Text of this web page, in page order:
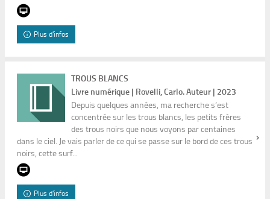
Plus d'infos
TROUS BLANCS
Livre numérique | Rovelli, Carlo. Auteur | 2023
Depuis quelques années, ma recherche s’est
concentrée sur les trous blancs, les petits frères
des trous noirs que nous voyons par centaines
dans le ciel. Je vais parler de ce qui se passe sur le bord de ces trous
noirs, cette surf...
Plus d'infos